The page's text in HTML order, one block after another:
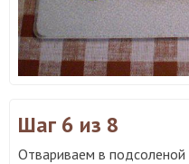
Шаг 6 из 8
Отвариваем в